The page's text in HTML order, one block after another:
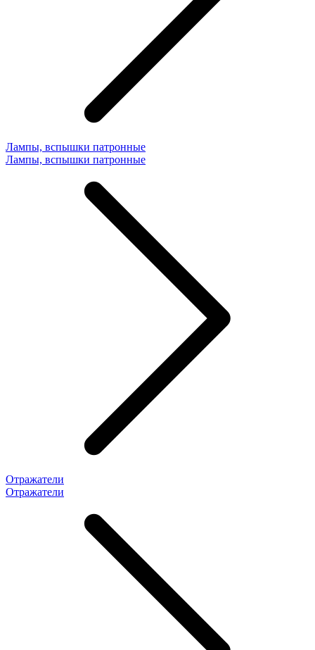
Лампы, вспышки патронные
Лампы, вспышки патронные
Отражатели
Отражатели